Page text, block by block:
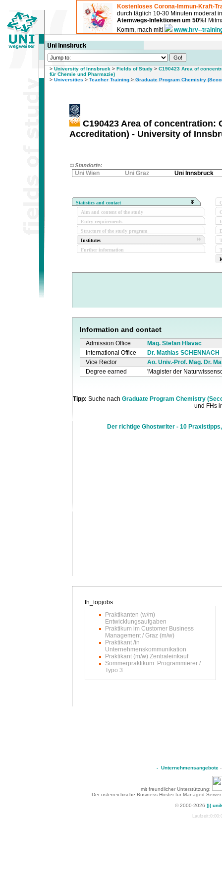
Kostenloses Corona-Immun-Kraft-
durch täglich 10-30 Minuten moderat
Atemwegs-Infektionen um 50%!
Komm, mach mit!
www.hrv--
> University of Innsbruck > Fields of Study > C190423 Area of
für Chemie und Pharmazie)
> Universities > Teacher Training > Graduate Program Chemistry
C190423 Area of concentration:
Accreditation) - University of
Uni Wien Uni Graz Uni Innsbruck
Statistics and contact
Aim and content of the study
Entry requirements
Structure of the study program
Institutes
Further information
Information and contact
Admission Office
Mag. Stefan Hlavac
International Office
Dr. Mathias SCHENNACH
Vice Rector
Ao. Univ.-Prof. Mag. Dr.
Degree earned
'Magister der
Tipp: Suche nach Graduate Program Chemistry
und FHs
Der richtige Ghostwriter - 10
Praktikanten (w/m)
Entwicklungsaufgaben
Praktikum im Customer Business
Management / Graz (m/w)
Praktikant /in
Unternehmenskommunikation
Praktikant (m/w) Zentraleinkauf
Sommerpraktikum: Programmierer /
Typo 3
- Unternehmensangebote
mit freundlicher Unterstützung:
Der österreichische Business Hoster für Managed
© 2000-2026 )|(